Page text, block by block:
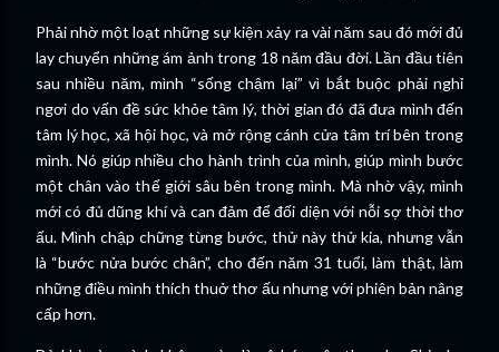
Phải nhờ một loạt những sự kiện xảy ra vài năm sau đó mới đủ
lay chuyển những ám ảnh trong 18 năm đầu đời. Lần đầu tiên
sau nhiều năm, mình “sống chậm lại” vì bắt buộc phải nghỉ
ngơi do vấn đề sức khỏe tâm lý, thời gian đó đã đưa mình đến
tâm lý học, xã hội học, và mở rộng cánh cửa tâm trí bên trong
mình. Nó giúp nhiều cho hành trình của mình, giúp mình bước
một chân vào thế giới sâu bên trong mình. Mà nhờ vậy, mình
mới có đủ dũng khí và can đảm để đối diện với nỗi sợ thời thơ
ấu. Mình chập chững từng bước, thử này thử kia, nhưng vẫn
là “bước nửa bước chân”, cho đến năm 31 tuổi, làm thật, làm
những điều mình thích thuở thơ ấu nhưng với phiên bản nâng
cấp hơn.